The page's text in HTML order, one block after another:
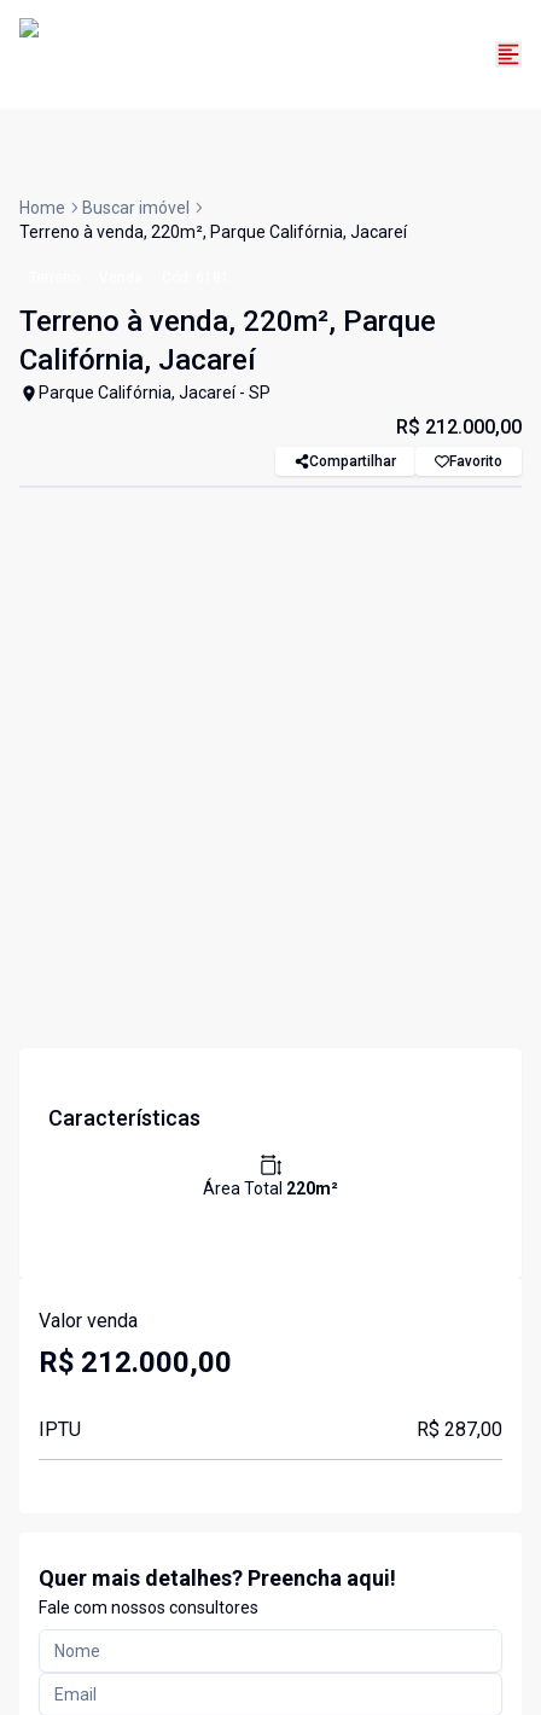
Home
Buscar imóvel
Terreno à venda, 220m², Parque Califórnia, Jacareí
Terreno à venda, 220m², Parque
Califórnia, Jacareí
Parque Califórnia, Jacareí - SP
R$ 212.000,00
Compartilhar Favorito
Características
Área Total 220m²
Valor venda
R$ 212.000,00
IPTU R$ 287,00
Quer mais detalhes? Preencha aqui!
Fale com nossos consultores